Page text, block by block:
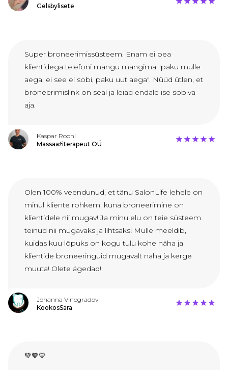
Gelsbylisete
Super broneerimissüsteem. Enam ei pea
klientidega telefoni mängu mängima "paku mulle
aega, ei see ei sobi, paku uut aega". Nüüd ütlen, et
broneerimislink on seal ja leiad endale ise sobiva
aja.
Kaspar Rooni
Massaažiterapeut OÜ
Olen 100% veendunud, et tänu SalonLife lehele on
minul kliente rohkem, kuna broneerimine on
klientidele nii mugav! Ja minu elu on teie süsteem
teinud nii mugavaks ja lihtsaks! Mulle meeldib,
kuidas kuu lõpuks on kogu tulu kohe näha ja
klientide broneeringuid mugavalt näha ja kerge
muuta! Olete ägedad!
Johanna Vinogradov
KookosSära
💚🧡💛